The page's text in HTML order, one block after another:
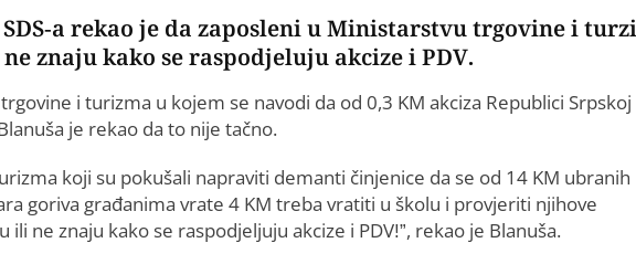
a rekao je da zaposleni u Ministarstvu trgovine i
znaju kako se raspodjeluju akcize i PDV.
i turizma u kojem se navodi da od 0,3 KM akciza Republici Srpskoj
je rekao da to nije tačno.
koji su pokušali napraviti demanti činjenice da se od 14 KM ubranih
goriva građanima vrate 4 KM treba vratiti u školu i provjeriti njihove
ne znaju kako se raspodjeljuju akcize i PDV!”, rekao je Blanuša.